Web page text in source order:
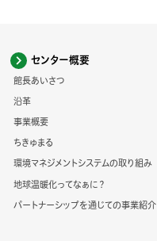
センター概要
館長あいさつ
沿革
事業概要
ちきゅまる
環境マネジメントシステムの取り組み
地球温暖化ってなぁに？
パートナーシップを通じての事業紹介